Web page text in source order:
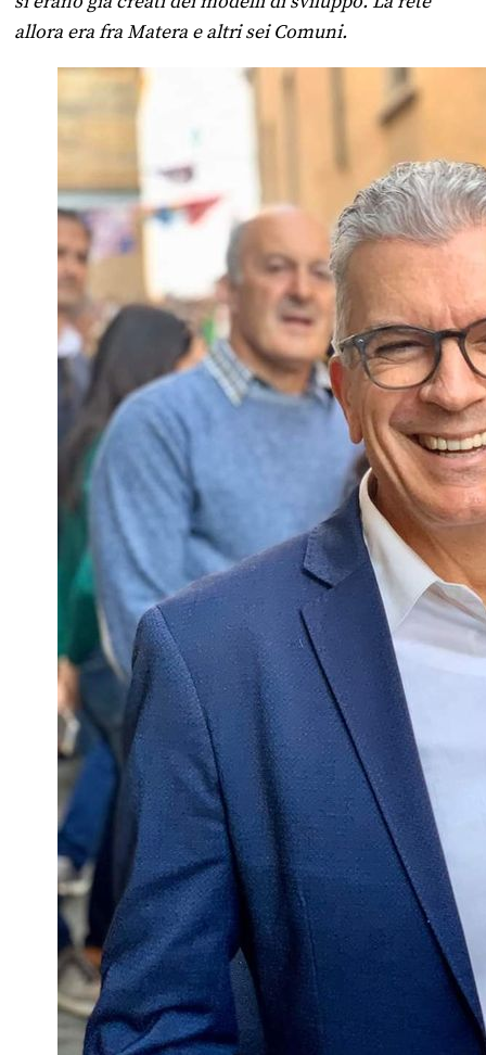
allora era fra Matera e altri sei Comuni.